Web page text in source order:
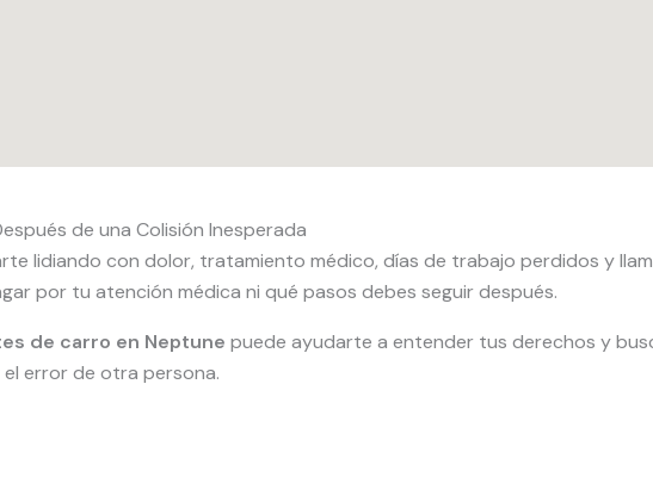
de una Colisión Inesperada
lidiando con dolor, tratamiento médico, días de trabajo perdidos y
por tu atención médica ni qué pasos debes seguir después.
de carro en Neptune puede ayudarte a entender tus derechos y
error de otra persona.